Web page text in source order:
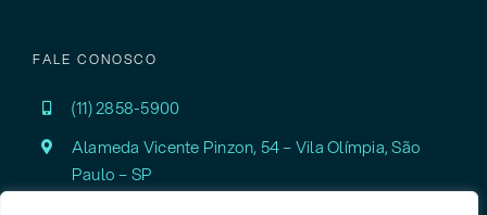
FALE CONOSCO
(11) 2858-5900
Alameda Vicente Pinzon, 54 – Vila Olímpia,São
Paulo – SP